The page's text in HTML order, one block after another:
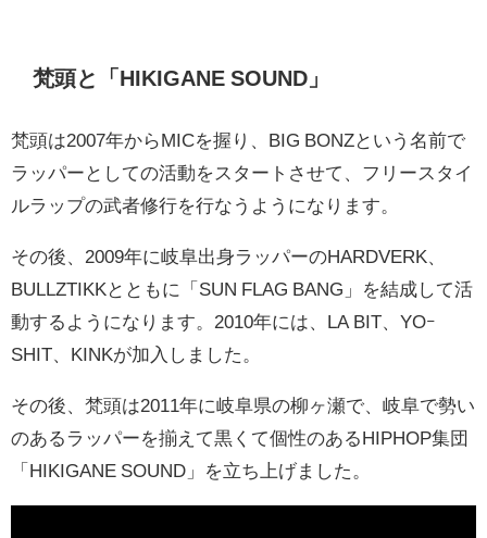
梵頭と「HIKIGANE SOUND」
梵頭は2007年からMICを握り、BIG BONZという名前で
ラッパーとしての活動をスタートさせて、フリースタイ
ルラップの武者修行を行なうようになります。
その後、2009年に岐阜出身ラッパーのHARDVERK、
BULLZTIKKとともに「SUN FLAG BANG」を結成して活
動するようになります。2010年には、LA BIT、YOｰ
SHIT、KINKが加入しました。
その後、梵頭は2011年に岐阜県の柳ヶ瀬で、岐阜で勢い
のあるラッパーを揃えて黒くて個性のあるHIPHOP集団
「HIKIGANE SOUND」を立ち上げました。